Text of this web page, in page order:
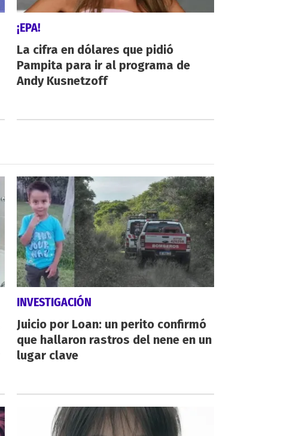
¡EPA!
La cifra en dólares que pidió
Pampita para ir al programa de
Andy Kusnetzoff
INVESTIGACIÓN
Juicio por Loan: un perito confirmó
que hallaron rastros del nene en un
lugar clave